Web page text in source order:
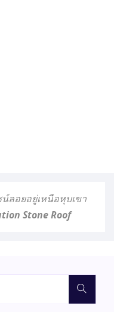
น์ลอยอยู่เหนือหุบเขา
Stone Roof